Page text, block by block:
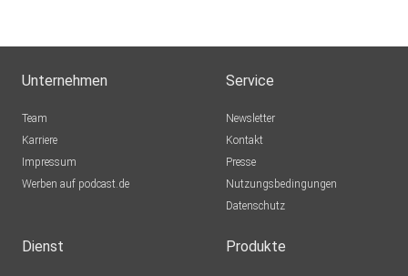
Unternehmen
Team
Karriere
Impressum
Werben auf podcast.de
Service
Newsletter
Kontakt
Presse
Nutzungsbedingungen
Datenschutz
Dienst Produkte